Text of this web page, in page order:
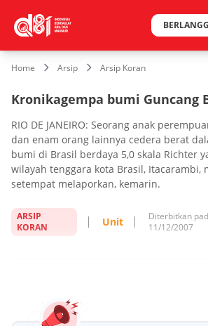
Home Arsip Arsip Koran
Kronikagempa bumi Guncang
RIO DE JANEIRO: Seorang anak
dan enam orang lainnya cedera berat
bumi di Brasil berdaya 5,0 skala Richter
wilayah tenggara kota Brasil, Itacarambi,
setempat melaporkan, kemarin.
ARSIP
KORAN
Unit
Diterbitkan
11/12/2007